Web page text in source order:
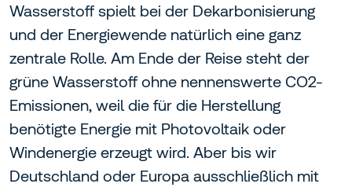
Wasserstoff spielt bei der Dekarbonisierung
und der Energiewende natürlich eine ganz
zentrale Rolle. Am Ende der Reise steht der
grüne Wasserstoff ohne nennenswerte CO2-
Emissionen, weil die für die Herstellung
benötigte Energie mit Photovoltaik oder
Windenergie erzeugt wird. Aber bis wir
Deutschland oder Europa ausschließlich mit